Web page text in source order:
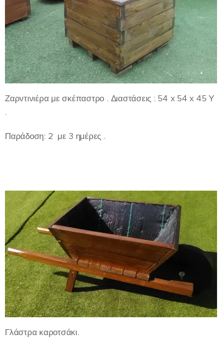
Ζαρντινιέρα με σκέπαστρο . Διαστάσεις : 54 x 54 x 45 Υ
.
Παράδοση: 2 με 3 ημέρες .
Γλάστρα καροτσάκι.